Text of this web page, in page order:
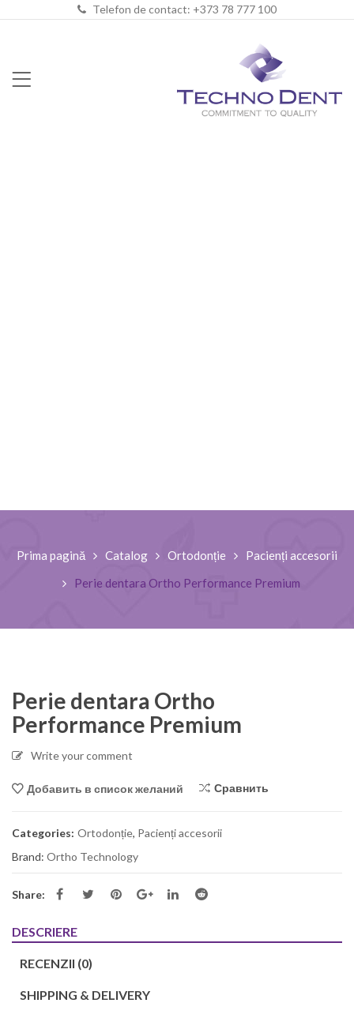
Telefon de contact: +373 78 777 100
Prima pagină Catalog Ortodonție
Pacienți accesorii
Perie dentara Ortho Performance Premium
Perie dentara Ortho
Performance Premium
Write your comment
Добавить в список желаний Сравнить
Categories: Ortodonție, Pacienți accesorii
Brand: Ortho Technology
Share:
DESCRIERE
RECENZII (0)
SHIPPING & DELIVERY